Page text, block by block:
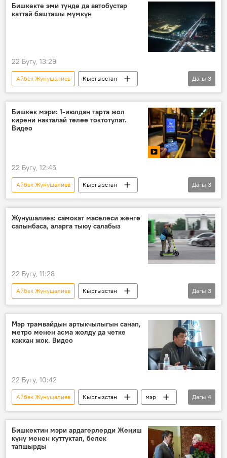
Бишкекте эми түндө да автобустар
каттай башташы мүмкүн
22 Бугу, 13:29
Айбек Жунушалиев
Кыргызстан
Бишкек
коомдук транспорт
Дагы 3
Бишкек мэри: 1-июлдан тарта жол
кирени накталай төлөө токтотулат.
Видео
22 Бугу, 12:45
Айбек Жунушалиев
Кыргызстан
Бишкек
коомдук транспорт
төлөм
жол кире
Дагы 3
Жунушалиев: самокат маселеси жөнгө
салынбаса, аларга тыюу салабыз
22 Бугу, 11:28
Айбек Жунушалиев
Кыргызстан
Бишкек
самокат
тартип
тыюу салуу
Дагы 3
Мэр трамвайдын артыкчылыгын санап,
метро менен асма жолду да четке
каккан жок. Видео
22 Бугу, 10:42
Айбек Жунушалиев Кыргызстан
мэр
трамвай
метро
асма жол
курулуш
Дагы 4
Бишкектин мэри ардагерлерди Жеңиш
күнү менен куттуктап, белек
тапшырды